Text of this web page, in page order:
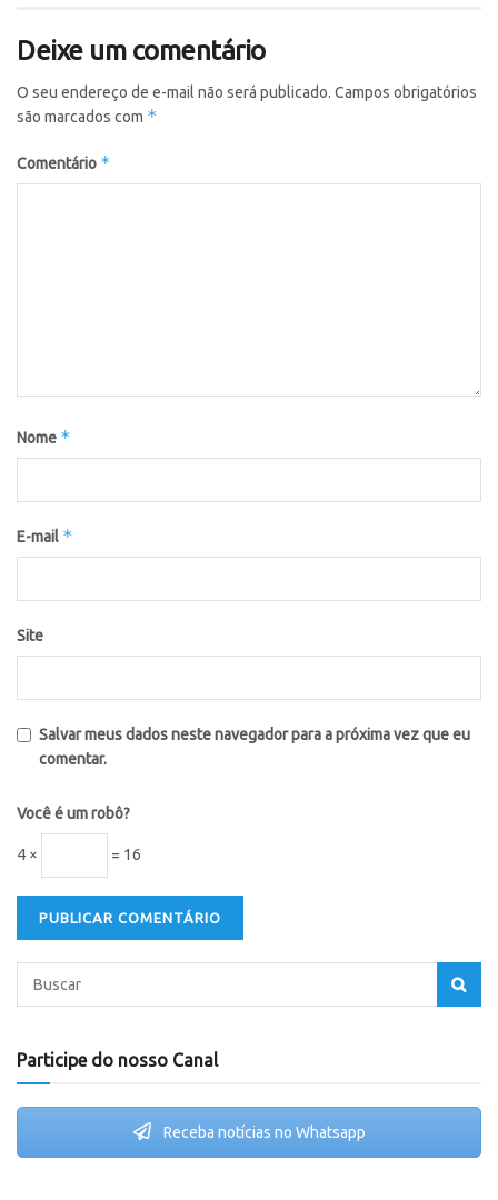
Deixe um comentário
O seu endereço de e-mail não será publicado. Campos obrigatórios
são marcados com *
Comentário *
Nome *
E-mail *
Site
Salvar meus dados neste navegador para a próxima vez que eu
comentar.
Você é um robô?
4 × = 16
Participe do nosso Canal
Receba notícias no Whatsapp